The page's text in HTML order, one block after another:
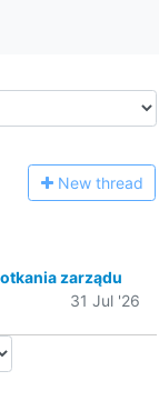
New thread
zarządu
31 Jul '26